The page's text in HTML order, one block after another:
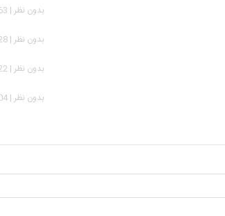
بدون نظر | 1,563 بازدید
بدون نظر | 3,328 بازدید
بدون نظر | 8,922 بازدید
بدون نظر | 5,304 بازدید